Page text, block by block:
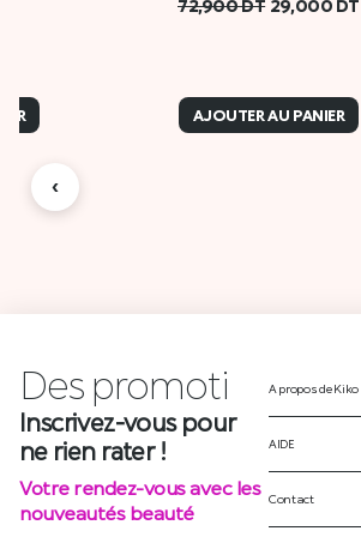
72,900DT 29,000 DT
AJOUTER AU PANIER
‹
Des promoti
Inscrivez-vous pour
ne rien rater !
Votre rendez-vous avec les
nouveautés beauté
A propos de Kiko
AIDE
Contact